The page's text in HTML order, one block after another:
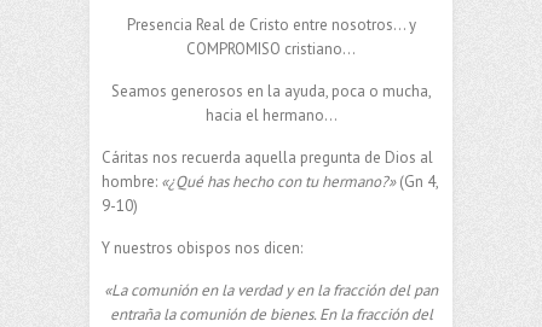
Presencia Real de Cristo entre nosotros… y
COMPROMISO cristiano…
Seamos generosos en la ayuda, poca o mucha,
hacia el hermano…
Cáritas nos recuerda aquella pregunta de Dios al
hombre: «¿Qué has hecho con tu hermano?»(Gn 4,
9-10)
Y nuestros obispos nos dicen:
«La comunión en la verdad y en la fracción del pan
entraña la comunión de bienes. En la fracción del